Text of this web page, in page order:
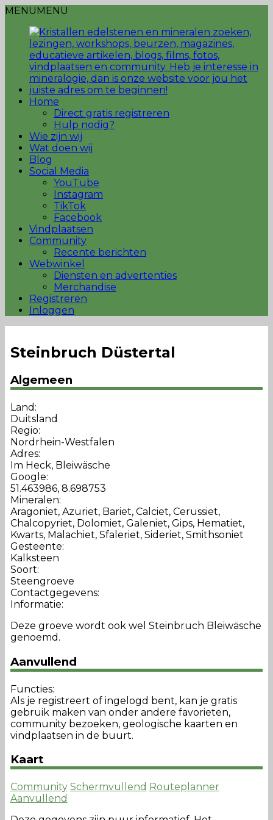
MENUMENU
Home
Direct gratis registreren
Hulp nodig?
Wie zijn wij
Wat doen wij
Blog
Social Media
YouTube
Instagram
TikTok
Facebook
Vindplaatsen
Community
Recente berichten
Webwinkel
Diensten en advertenties
Merchandise
Registreren
Inloggen
Steinbruch Düstertal
Algemeen
Land:
Duitsland
Regio:
Nordrhein-Westfalen
Adres:
Im Heck, Bleiwäsche
Google:
51.463986, 8.698753
Mineralen:
Aragoniet, Azuriet, Bariet, Calciet, Cerussiet,
Chalcopyriet, Dolomiet, Galeniet, Gips, Hematiet,
Kwarts, Malachiet, Sfaleriet, Sideriet, Smithsoniet
Gesteente:
Kalksteen
Soort:
Steengroeve
Contactgegevens:
Informatie:
Deze groeve wordt ook wel Steinbruch Bleiwäsche
genoemd.
Aanvullend
Functies:
Als je registreert of ingelogd bent, kan je gratis
gebruik maken van onder andere favorieten,
community bezoeken, geologische kaarten en
vindplaatsen in de buurt.
Kaart
Community Schermvullend Routeplanner
Aanvullend